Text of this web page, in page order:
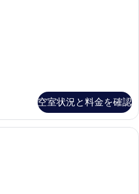
空室状況と料金を確認
スタンダード シングルルーム | 低刺